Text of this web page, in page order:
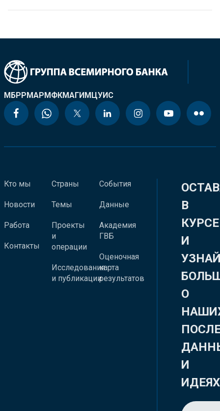
МБРРМАРМФКМАГИМЦУИС
Кто мы
Новости
Работа
Контакты
Страны
Темы
Проекты
и
операции
Исследования
и публикации
События
Данные
Академия
ГВБ
Оценочная
карта
результатов
В
КУРСЕ
И
О
И
ИДЕЯХ